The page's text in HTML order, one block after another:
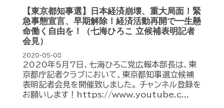
【東京都知事選】日本経済崩壊、重大局面！緊
急事態宣言、早期解除！経済活動再開で一生懸
命働く自由を！（七海ひろこ 立候補表明記者
会見）
2020-05-08
2020年5月7日、七海ひろこ党広報本部長は、東
京都庁記者クラブにおいて、東京都知事選立候補
表明記者会見を開催致しました。 チャンネル登録を
お願いします！https://www.youtube.c...